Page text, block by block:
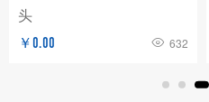
头
￥0.00 632